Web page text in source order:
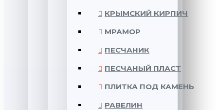
КРЫМСКИЙ КИРПИЧ
МРАМОР
ПЕСЧАНИК
ПЕСЧАНЫЙ ПЛАСТ
ПЛИТКА ПОД КАМЕНЬ
РАВЕЛИН